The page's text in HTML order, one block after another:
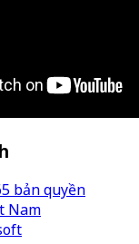
bản quyền
Nam